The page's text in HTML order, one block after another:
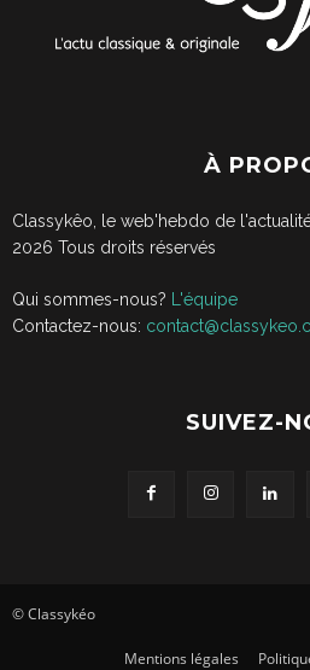
À
Classykêo, le web'hebdo de
2026 Tous droits réservés
Qui sommes-nous?
L'équipe
Contactez-nous:
SUIVEZ-
© Classykéo
Mentions légales